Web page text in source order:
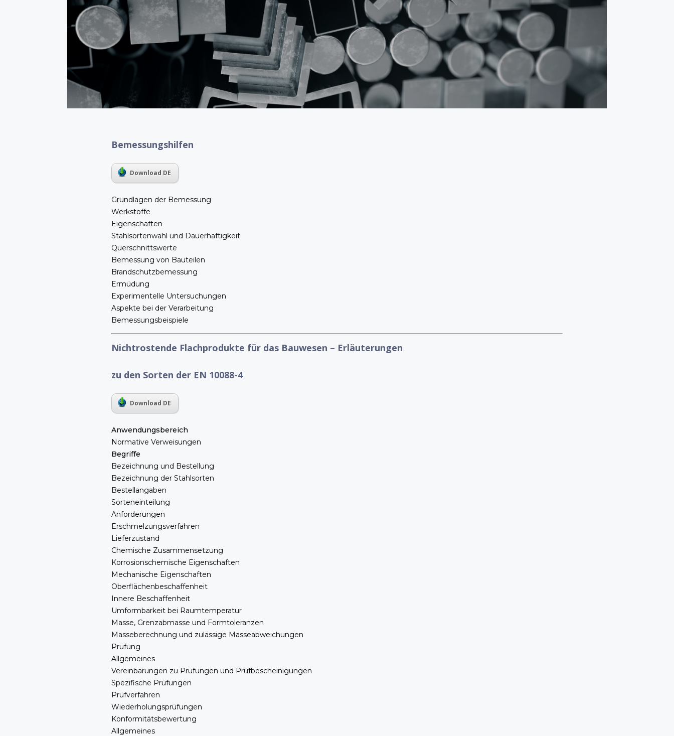
Bemessungshilfen
Download DE
Grundlagen der Bemessung
Werkstoffe
Eigenschaften
Stahlsortenwahl und Dauerhaftigkeit
Querschnittswerte
Bemessung von Bauteilen
Brandschutzbemessung
Ermüdung
Experimentelle Untersuchungen
Aspekte bei der Verarbeitung
Bemessungsbeispiele
Nichtrostende Flachprodukte für das Bauwesen – Erläuterungen
zu den Sorten der EN 10088-4
Download DE
Anwendungsbereich
Normative Verweisungen
Begriffe
Bezeichnung und Bestellung
Bezeichnung der Stahlsorten
Bestellangaben
Sorteneinteilung
Anforderungen
Erschmelzungsverfahren
Lieferzustand
Chemische Zusammensetzung
Korrosionschemische Eigenschaften
Mechanische Eigenschaften
Oberflächenbeschaffenheit
Innere Beschaffenheit
Umformbarkeit bei Raumtemperatur
Masse, Grenzabmasse und Formtoleranzen
Masseberechnung und zulässige Masseabweichungen
Prüfung
Allgemeines
Vereinbarungen zu Prüfungen und Prüfbescheinigungen
Spezifische Prüfungen
Prüfverfahren
Wiederholungsprüfungen
Konformitätsbewertung
Allgemeines